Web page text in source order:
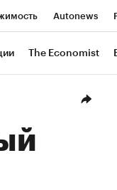
Autonews
Визионеры
The Economist